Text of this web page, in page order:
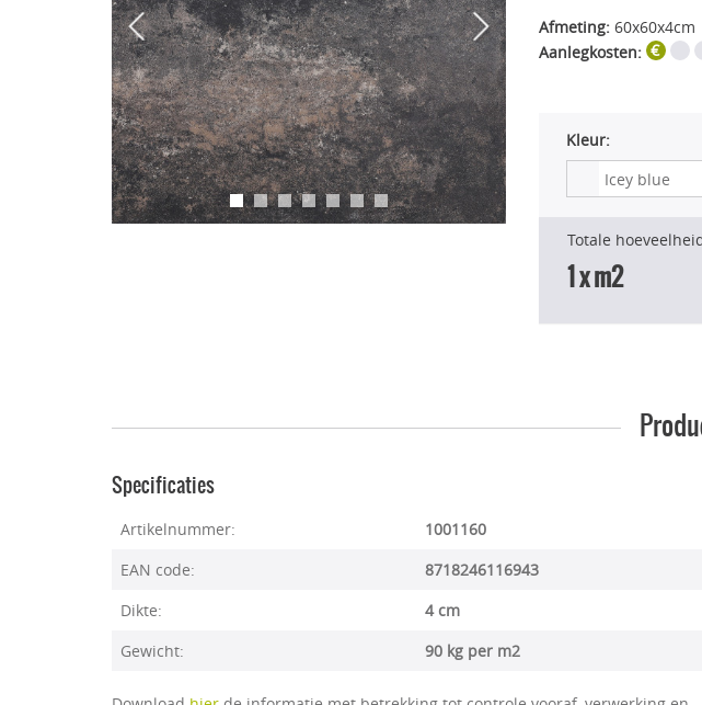
Afmeting: 60x60x4cm
Aanlegkosten:
Kleur:
Totale
1x m2
Specificaties
Artikelnummer:
1001160
EAN code:
8718246116943
Dikte:
4 cm
Gewicht:
90 kg per m2